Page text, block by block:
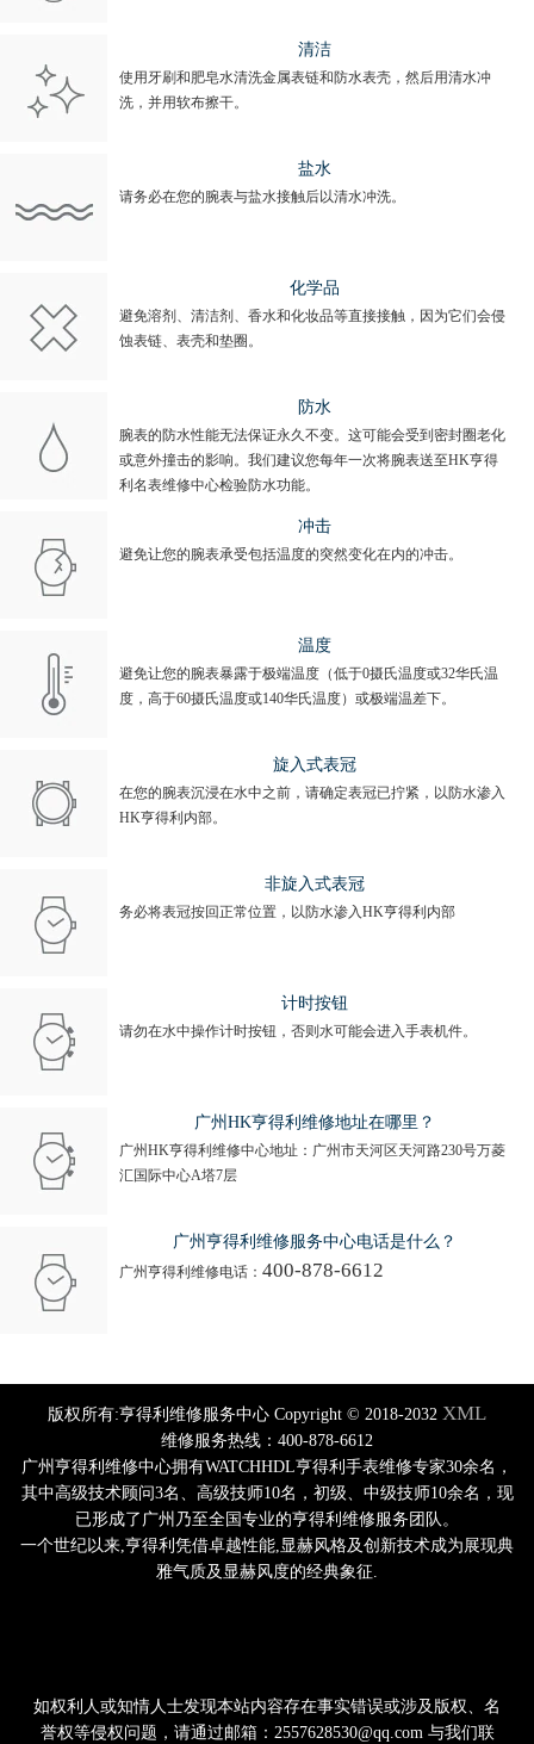
清洁
使用牙刷和肥皂水清洗金属表链和防水表壳，然后用清水冲
洗，并用软布擦干。
盐水
请务必在您的腕表与盐水接触后以清水冲洗。
化学品
避免溶剂、清洁剂、香水和化妆品等直接接触，因为它们会侵
蚀表链、表壳和垫圈。
防水
腕表的防水性能无法保证永久不变。这可能会受到密封圈老化
或意外撞击的影响。我们建议您每年一次将腕表送至HK亨得
利名表维修中心检验防水功能。
冲击
避免让您的腕表承受包括温度的突然变化在内的冲击。
温度
避免让您的腕表暴露于极端温度（低于0摄氏温度或32华氏温
度，高于60摄氏温度或140华氏温度）或极端温差下。
旋入式表冠
在您的腕表沉浸在水中之前，请确定表冠已拧紧，以防水渗入
HK亨得利内部。
非旋入式表冠
务必将表冠按回正常位置，以防水渗入HK亨得利内部
计时按钮
请勿在水中操作计时按钮，否则水可能会进入手表机件。
广州HK亨得利维修地址在哪里？
广州HK亨得利维修中心地址：广州市天河区天河路230号万菱
汇国际中心A塔7层
广州亨得利维修服务中心电话是什么？
广州亨得利维修电话： 400-878-6612
版权所有:亨得利维修服务中心 Copyright © 2018-2032 XML
维修服务热线：400-878-6612
广州亨得利维修中心拥有WATCHHDL亨得利手表维修专家30余名，
其中高级技术顾问3名、高级技师10名，初级、中级技师10余名，现
已形成了广州乃至全国专业的亨得利维修服务团队。
一个世纪以来,亨得利凭借卓越性能,显赫风格及创新技术成为展现典
雅气质及显赫风度的经典象征.
如权利人或知情人士发现本站内容存在事实错误或涉及版权、名
誉权等侵权问题，请通过邮箱：2557628530@qq.com 与我们联